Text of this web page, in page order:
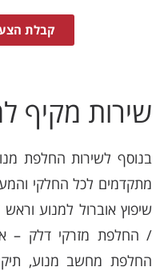
קבלת
שירות מקיף
בנוסף לשירות החלפת
מתקדמים לכל החלקי
שיפוץ אוברול למנוע
/ החלפת מזרקי דלק –